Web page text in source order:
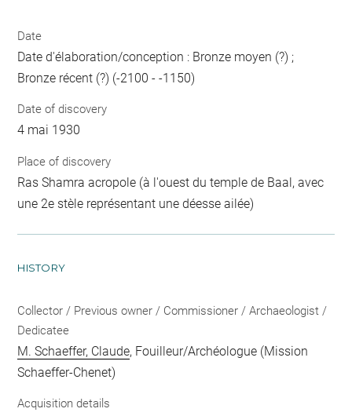
Date
Date d'élaboration/conception : Bronze moyen (?) ;
Bronze récent (?) (-2100 - -1150)
Date of discovery
4 mai 1930
Place of discovery
Ras Shamra acropole (à l'ouest du temple de Baal, avec
une 2e stèle représentant une déesse ailée)
HISTORY
Collector / Previous owner / Commissioner / Archaeologist /
Dedicatee
M. Schaeffer, Claude, Fouilleur/Archéologue (Mission
Schaeffer-Chenet)
Acquisition details